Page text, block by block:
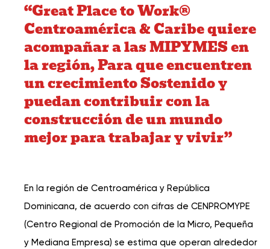
“Great Place to Work®
Centroamérica & Caribe quiere
acompañar a las MIPYMES en
la región, Para que encuentren
un crecimiento Sostenido y
puedan contribuir con la
construcción de un mundo
mejor para trabajar y vivir”
En la región de Centroamérica y República
Dominicana, de acuerdo con cifras de CENPROMYPE
(Centro Regional de Promoción de la Micro, Pequeña
y Mediana Empresa) se estima que operan alrededor